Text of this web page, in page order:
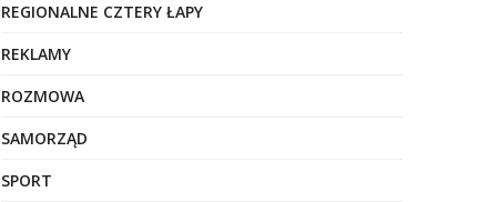
REGIONALNE CZTERY ŁAPY
REKLAMY
ROZMOWA
SAMORZĄD
SPORT